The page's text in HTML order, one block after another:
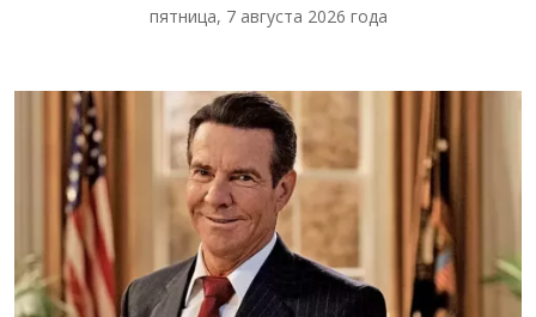
пятница, 7 августа 2026 года